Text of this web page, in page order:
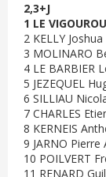
2,3+J
1 LE
2 KELLY
3 MOLINARO
4 LE BARBIER
5 JEZEQUEL
6 SILLIAU
7 CHARLES
8 KERNEIS
9 JARNO Pierre
10 POILVERT
11 RENARD